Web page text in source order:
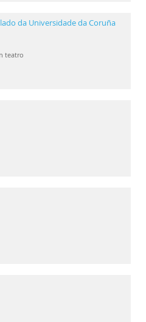
da Universidade da Coruña
teatro